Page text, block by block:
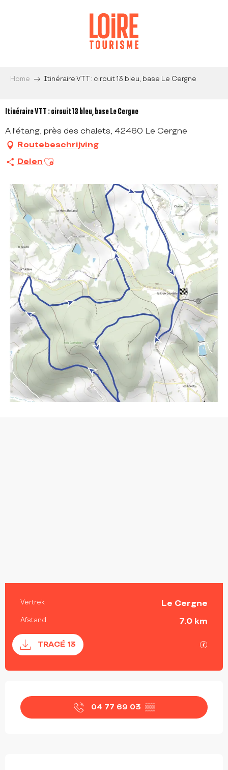
Home Itinéraire VTT : circuit 13 bleu, base Le Cergne
Itinéraire VTT : circuit 13 bleu, base Le Cergne
A l'étang, près des chalets, 42460 Le Cergne
Routebeschrijving
Delen Ajouter aux favoris
PRAKTISCHE INFORMATIE
Vertrek Le Cergne
Afstand 7.0 km
Documentatie
TRACÉ 13 Met
OPENINGSTIJDEN EN
04 77 69 03 ▒▒